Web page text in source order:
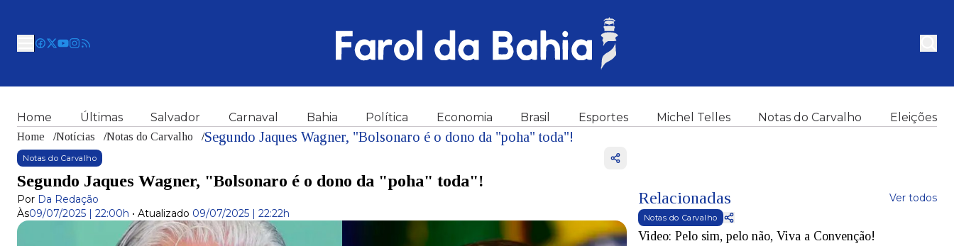
Home Últimas Salvador Carnaval Bahia Política Economia Brasil Esportes Michel Telles Notas do Carvalho Eleições
Home /Notícias /Notas do Carvalho /Segundo Jaques Wagner, "Bolsonaro é o dono da "poha" toda"!
Notas do Carvalho
Segundo Jaques Wagner, "Bolsonaro é o dono da "poha" toda"!
Por Da Redação
Às09/07/2025 | 22:00h • Atualizado 09/07/2025 | 22:22h
Relacionadas Ver todos
Notas do Carvalho
Video: Pelo sim, pelo não, Viva a Convenção!